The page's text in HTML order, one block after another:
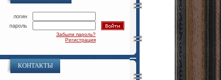
логин
пароль
Забыли пароль?
Регистрация
КОНТАКТЫ